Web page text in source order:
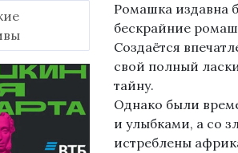
Ромашка издавна
бескрайние
Создаётся
свой полный
тайну.
Однако были
и улыбками, а со
истреблены